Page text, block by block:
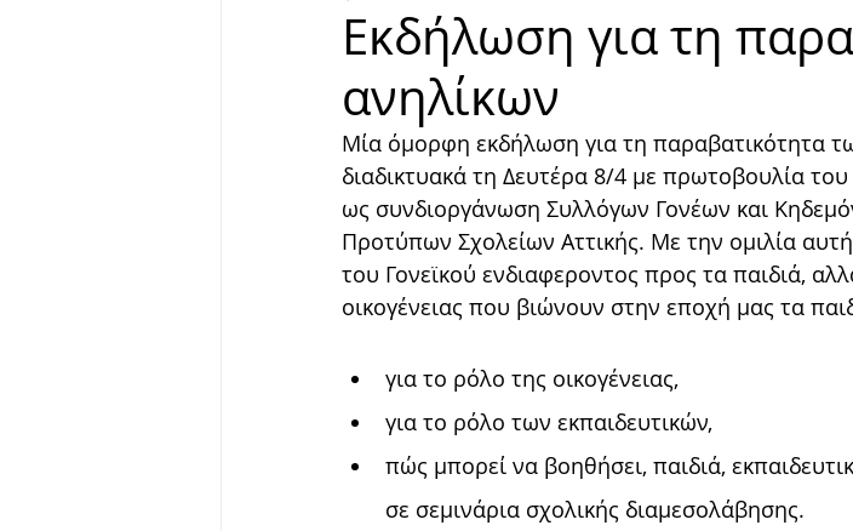
Εκδήλωση για τη
ανηλίκων
Μία όμορφη εκδήλωση για τη παραβατικότητα
διαδικτυακά τη Δευτέρα 8/4 με πρωτοβουλία
ως συνδιοργάνωση Συλλόγων Γονέων και
Προτύπων Σχολείων Αττικής. Με την ομιλία
του Γονεϊκού ενδιαφεροντος προς τα παιδιά,
οικογένειας που βιώνουν στην εποχή μας τα
για το ρόλο της οικογένειας,
για το ρόλο των εκπαιδευτικών,
πώς μπορεί να βοηθήσει, παιδιά,
σε σεμινάρια σχολικής διαμεσολάβησης.